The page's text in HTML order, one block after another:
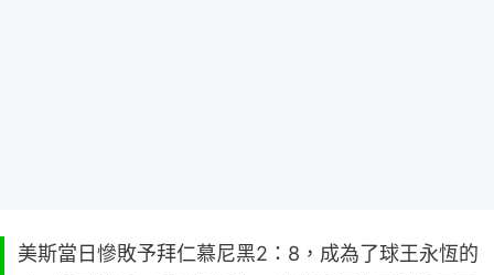
美斯當日慘敗予拜仁慕尼黑2：8，成為了球王永恆的